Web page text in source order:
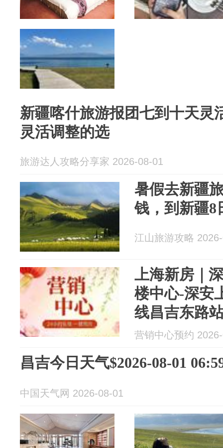
新疆喀什旅游报团七到十天灵
灵活调整的选
旅游达人攻略分享家 2026-08-01
暑假去新疆
钱，到新疆8
江山旅游攻略
上海新房｜
楼中心-深安
线昌吉东路
营销中心预约
昌吉今日天气$2026-08-01
中国天气网 2026-08-01